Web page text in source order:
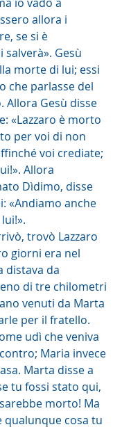
allora i
se si è
Gesù
morte di lui; essi
che parlasse del
Allora Gesù disse
«Lazzaro è morto
per voi di non
voi crediate;
Allora
Dìdimo, disse
«Andiamo anche
trovò Lazzaro
giorni era nel
distava da
di tre chilometri
venuti da Marta
per il fratello.
udì che veniva
Maria invece
Marta disse a
tu fossi stato qui,
morto! Ma
qualunque cosa tu